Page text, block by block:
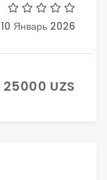
10 Январь 2026
25000 UZS